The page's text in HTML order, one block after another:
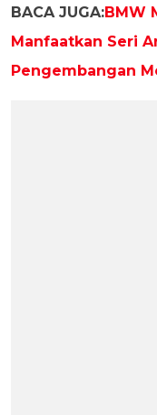
BACA JUGA:BMW
Manfaatkan Seri
Pengembangan